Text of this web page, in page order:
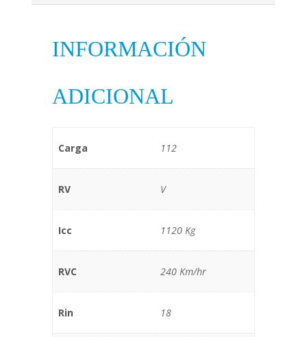
INFORMACIÓN
ADICIONAL
Carga 112
RV V
Icc 1120 Kg
RVC 240 Km/hr
Rin 18